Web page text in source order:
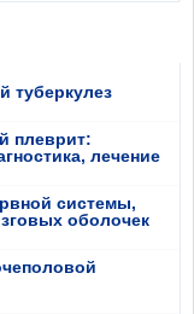
туберкулез
плеврит:
лечение
системы,
оболочек